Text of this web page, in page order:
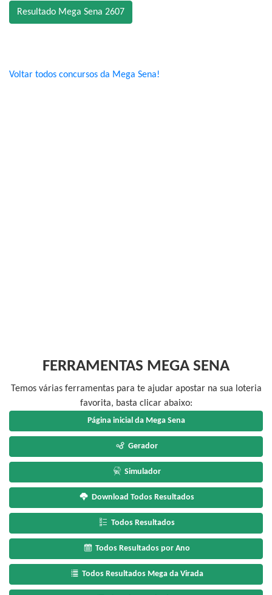
Resultado Mega Sena 2607
Voltar todos concursos da Mega Sena!
FERRAMENTAS MEGA SENA
Temos várias ferramentas para te ajudar apostar na sua loteria
favorita, basta clicar abaixo:
Página inicial da Mega Sena
Gerador
Simulador
Download Todos Resultados
Todos Resultados
Todos Resultados por Ano
Todos Resultados Mega da Virada